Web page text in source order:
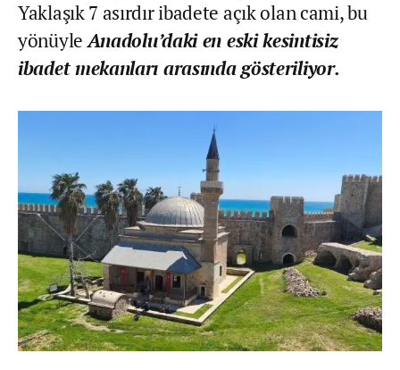
Yaklaşık 7 asırdır ibadete açık olan cami, bu
yönüyleAnadolu’daki en eski kesintisiz
ibadet mekanları arasında gösteriliyor.